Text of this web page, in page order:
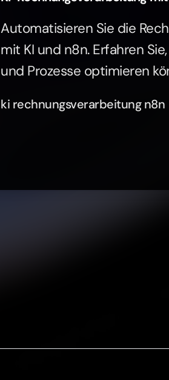
Automatisieren Sie die
mit KI und n8n. Erfahren
und Prozesse optimieren
ki rechnungsverarbeitung n8n